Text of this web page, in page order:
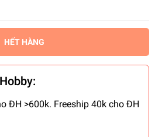
HẾT HÀNG
ĐH >600k. Freeship 40k cho ĐH